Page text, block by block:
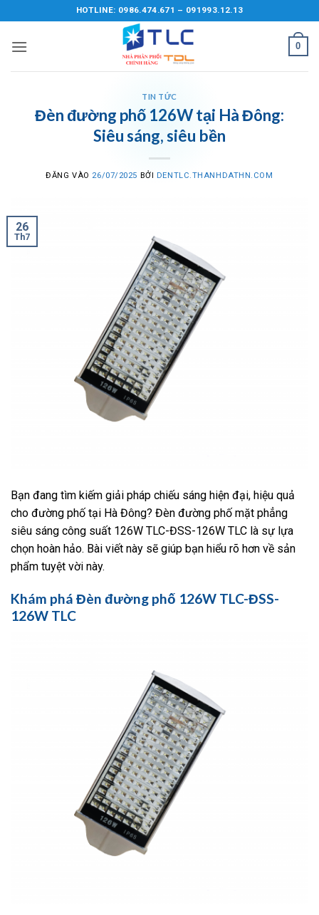
qua
nội
HOTLINE: 0986.474.671 – 091993.12.13
0
TIN TỨC
Đèn đường phố 126W tại Hà Đông:
Siêu sáng, siêu bền
ĐĂNG VÀO 26/07/2025 BỞI DENTLC.THANHDATHN.COM
26
Th7
Bạn đang tìm kiếm giải pháp chiếu sáng hiện đại, hiệu quả
cho đường phố tại Hà Đông? Đèn đường phố mặt phẳng
siêu sáng công suất 126W TLC-ĐSS-126W TLC là sự lựa
chọn hoàn hảo. Bài viết này sẽ giúp bạn hiểu rõ hơn về sản
phẩm tuyệt vời này.
Khám phá Đèn đường phố 126W TLC-ĐSS-
126W TLC